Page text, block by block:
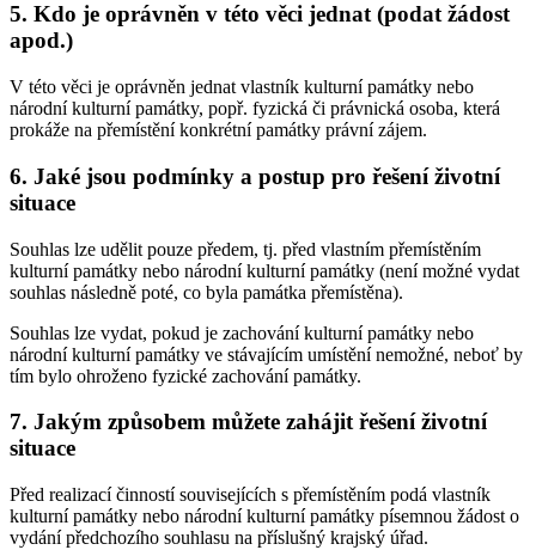
5. Kdo je oprávněn v této věci jednat (podat žádost
apod.)
V této věci je oprávněn jednat vlastník kulturní památky nebo
národní kulturní památky, popř. fyzická či právnická osoba, která
prokáže na přemístění konkrétní památky právní zájem.
6. Jaké jsou podmínky a postup pro řešení životní
situace
Souhlas lze udělit pouze předem, tj. před vlastním přemístěním
kulturní památky nebo národní kulturní památky (není možné vydat
souhlas následně poté, co byla památka přemístěna).
Souhlas lze vydat, pokud je zachování kulturní památky nebo
národní kulturní památky ve stávajícím umístění nemožné, neboť by
tím bylo ohroženo fyzické zachování památky.
7. Jakým způsobem můžete zahájit řešení životní
situace
Před realizací činností souvisejících s přemístěním podá vlastník
kulturní památky nebo národní kulturní památky písemnou žádost o
vydání předchozího souhlasu na příslušný krajský úřad.